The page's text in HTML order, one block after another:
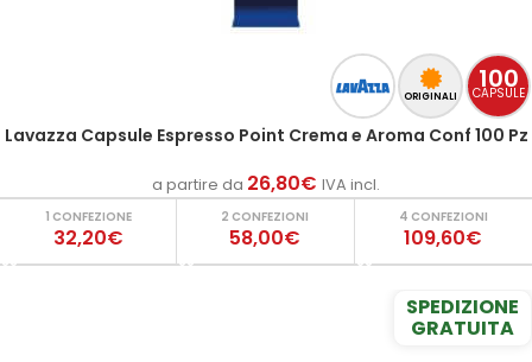
100
CAPSULE
ORIGINALI
Lavazza Capsule Espresso Point Crema e Aroma Conf 100 Pz
a partire da 26,80€ IVA incl.
1 CONFEZIONE
32,20€
2 CONFEZIONI
58,00€
4 CONFEZIONI
109,60€
SPEDIZIONE
GRATUITA